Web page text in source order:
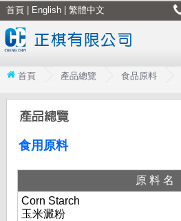
首頁| English| 繁體中文
首頁 產品總覽 食品原料
食用原料
原料名
Corn Starch
玉米澱粉